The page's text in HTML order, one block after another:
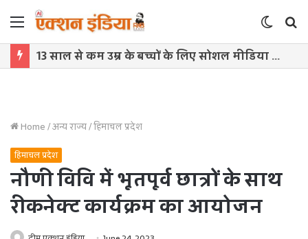
Menu
Switch
skin
13 साल से कम उम्र के बच्चों के लिए सोशल मीडिया बैन! संसद में बिल लाने की तैयारी
Home/अन्य राज्य/हिमाचल प्रदेश
हिमाचल प्रदेश
नौणी विवि में भूतपूर्व छात्रों के साथ
रीकनेक्ट कार्यक्रम का आयोजन